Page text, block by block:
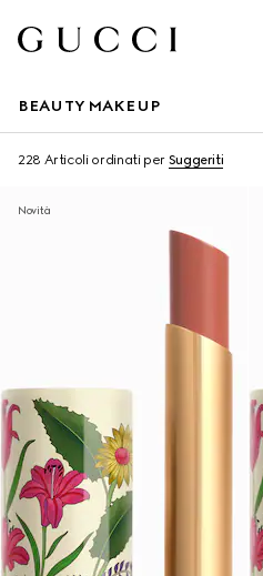
BEAUTY MAKEUP
228 Articoli ordinati per Suggeriti
Novità